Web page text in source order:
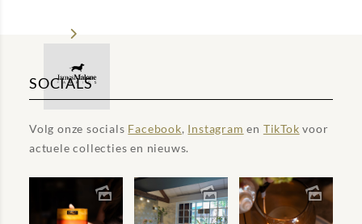
SOCIALS
Volg onze socials Facebook, Instagram en TikTok voor
actuele collecties en nieuws.